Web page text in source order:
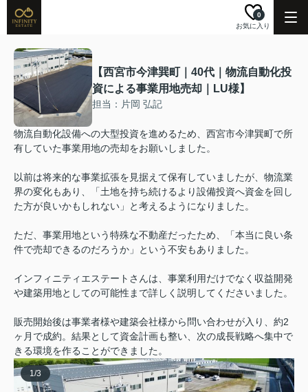
お気に入り
0
【西宮市今津巽町｜40代｜物流自動化投
資による事業用地売却｜LU様】
担当：片岡 弘記
物流自動化設備への大型投資を進めるため、西宮市今津巽町で所
有していた事業用地の売却をお願いしました。
以前は将来的な事業拡張を見据えて保有していましたが、物流業
界の変化もあり、「土地を持ち続けるより設備投資へ資金を回し
た方が良いかもしれない」と考えるようになりました。
ただ、事業用地という特殊な不動産だったため、「本当に良い条
件で売却できるのだろうか」という不安もありました。
インフィニティエステートさんは、事業利用だけでなく収益開発
や建築用地としての可能性まで詳しく説明してくださいました。
販売開始後は事業者様や建築会社様から問い合わせが入り、約2
ヶ月で成約。結果として資金計画も整い、次の成長戦略へ集中で
きる環境を作ることができました。
1/3